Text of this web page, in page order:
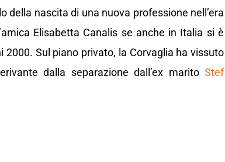
della nascita di una nuova professione nell’era
Elisabetta Canalis se anche in Italia si è
Sul piano privato, la Corvaglia ha vissuto
dalla separazione dall’ex marito Stef